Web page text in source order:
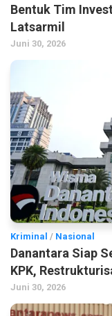
Bentuk Tim
Latsarmil
Juni 30, 2026
Kriminal / Nasional
Danantara Siap
KPK,
Juni 30, 2026